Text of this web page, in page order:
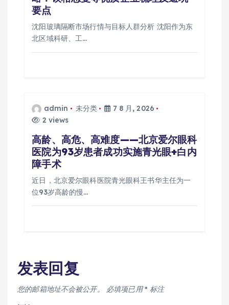
要点
沈阳玻璃隔断市场行情与目标人群分析 沈阳作为东
北区域科研、工…
admin 未分类
7 8 月, 2026
2 views
高龄、高危、高难度——北京爱尔眼科
医院为93岁患者成功实施青光眼+白内
障手术
近日，北京爱尔眼科医院青光眼科王书华主任为一
位93岁高龄的慢…
发表回复
您的邮箱地址不会被公开。 必填项已用* 标注